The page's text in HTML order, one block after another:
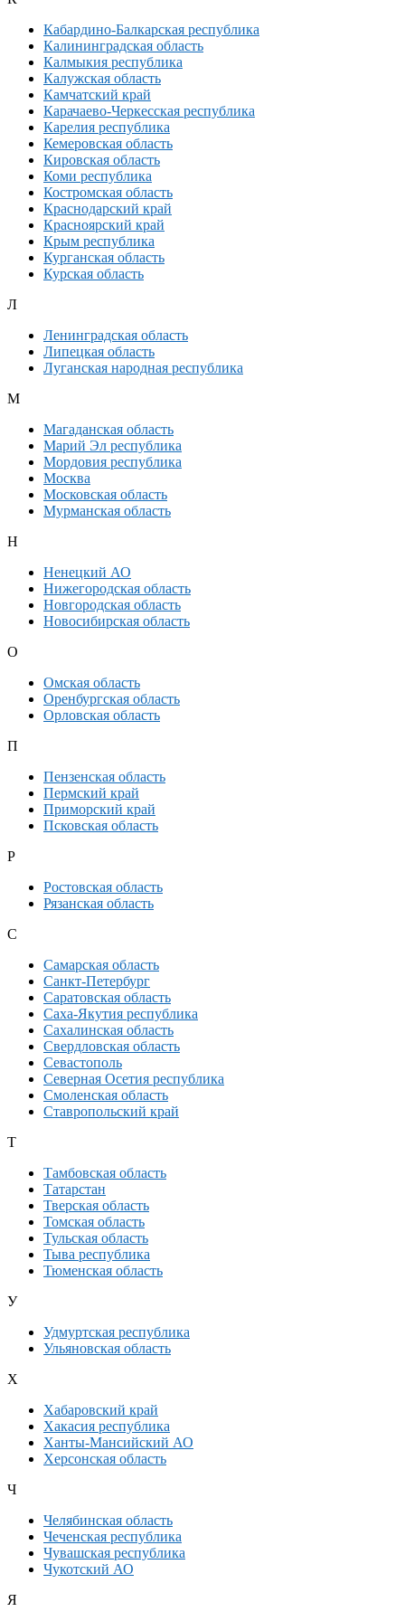
Кабардино-Балкарская республика
Калининградская область
Калмыкия республика
Калужская область
Камчатский край
Карачаево-Черкесская республика
Карелия республика
Кемеровская область
Кировская область
Коми республика
Костромская область
Краснодарский край
Красноярский край
Крым республика
Курганская область
Курская область
Л
Ленинградская область
Липецкая область
Луганская народная республика
М
Магаданская область
Марий Эл республика
Мордовия республика
Москва
Московская область
Мурманская область
Н
Ненецкий АО
Нижегородская область
Новгородская область
Новосибирская область
О
Омская область
Оренбургская область
Орловская область
П
Пензенская область
Пермский край
Приморский край
Псковская область
Р
Ростовская область
Рязанская область
С
Самарская область
Санкт-Петербург
Саратовская область
Саха-Якутия республика
Сахалинская область
Свердловская область
Севастополь
Северная Осетия республика
Смоленская область
Ставропольский край
Т
Тамбовская область
Татарстан
Тверская область
Томская область
Тульская область
Тыва республика
Тюменская область
У
Удмуртская республика
Ульяновская область
Х
Хабаровский край
Хакасия республика
Ханты-Мансийский АО
Херсонская область
Ч
Челябинская область
Чеченская республика
Чувашская республика
Чукотский АО
Я